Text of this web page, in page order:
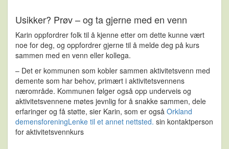
Usikker? Prøv – og ta gjerne med en venn
Karin oppfordrer folk til å kjenne etter om dette kunne vært
noe for deg, og oppfordrer gjerne til å melde deg på kurs
sammen med en venn eller kollega.
– Det er kommunen som kobler sammen aktivitetsvenn med
demente som har behov, primært i aktivitetsvennens
nærområde. Kommunen følger også opp underveis og
aktivitetsvennene møtes jevnlig for å snakke sammen, dele
erfaringer og få støtte, sier Karin, som er også Orkland
demensforeningLenke til et annet nettsted. sin kontaktperson
for aktivitetsvennkurs